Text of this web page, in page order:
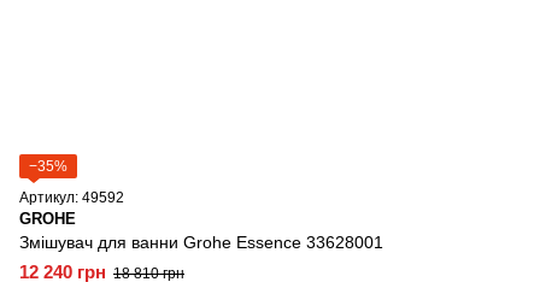
−35%
Артикул: 49592
GROHE
Змішувач для ванни Grohe Essence 33628001
12 240 грн 18 810 грн